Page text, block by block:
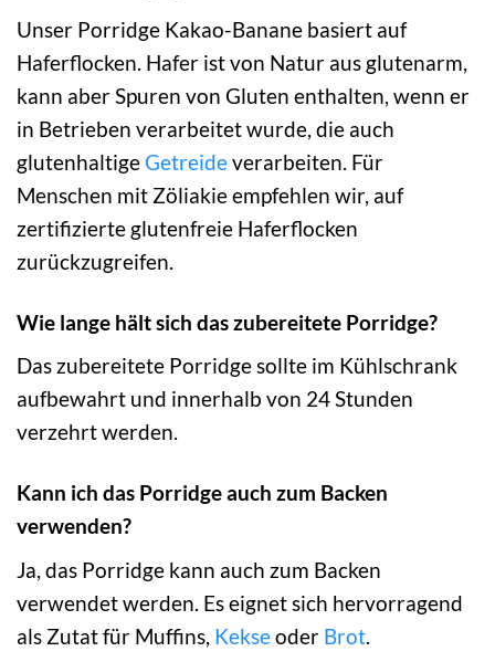
Unser Porridge Kakao-Banane basiert auf
Haferflocken. Hafer ist von Natur aus glutenarm,
kann aber Spuren von Gluten enthalten, wenn er
in Betrieben verarbeitet wurde, die auch
glutenhaltigeGetreideverarbeiten. Für
Menschen mit Zöliakie empfehlen wir, auf
zertifizierte glutenfreie Haferflocken
zurückzugreifen.
Wie lange hält sich das zubereitete Porridge?
Das zubereitete Porridge sollte im Kühlschrank
aufbewahrt und innerhalb von 24 Stunden
verzehrt werden.
Kann ich das Porridge auch zum Backen
verwenden?
Ja, das Porridge kann auch zum Backen
verwendet werden. Es eignet sich hervorragend
als Zutat für Muffins, Kekseoder Brot.